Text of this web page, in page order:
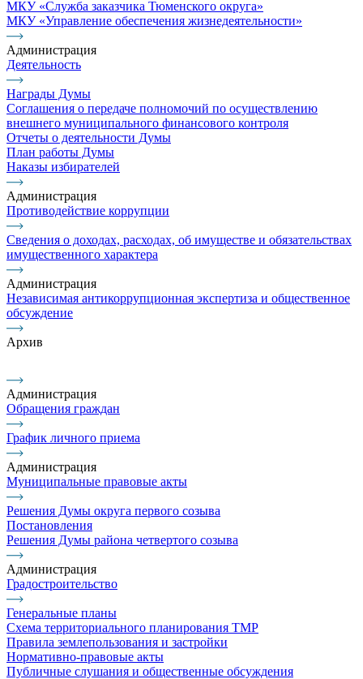
МКУ «Служба заказчика Тюменского округа»
МКУ «Управление обеспечения жизнедеятельности»
Администрация
Деятельность
Награды Думы
Соглашения о передаче полномочий по осуществлению
внешнего муниципального финансового контроля
Отчеты о деятельности Думы
План работы Думы
Наказы избирателей
Администрация
Противодействие коррупции
Сведения о доходах, расходах, об имуществе и обязательствах
имущественного характера
Администрация
Независимая антикоррупционная экспертиза и общественное
обсуждение
Архив
Администрация
Обращения граждан
График личного приема
Администрация
Муниципальные правовые акты
Решения Думы округа первого созыва
Постановления
Решения Думы района четвертого созыва
Администрация
Градостроительство
Генеральные планы
Схема территориального планирования ТМР
Правила землепользования и застройки
Нормативно-правовые акты
Публичные слушания и общественные обсуждения